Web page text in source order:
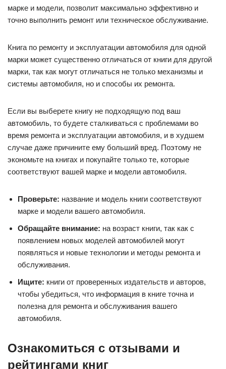
марке и модели, позволит максимально эффективно и
точно выполнить ремонт или техническое обслуживание.
Книга по ремонту и эксплуатации автомобиля для одной
марки может существенно отличаться от книги для другой
марки, так как могут отличаться не только механизмы и
системы автомобиля, но и способы их ремонта.
Если вы выберете книгу не подходящую под ваш
автомобиль, то будете сталкиваться с проблемами во
время ремонта и эксплуатации автомобиля, и в худшем
случае даже причините ему больший вред. Поэтому не
экономьте на книгах и покупайте только те, которые
соответствуют вашей марке и модели автомобиля.
Проверьте: название и модель книги соответствуют
марке и модели вашего автомобиля.
Обращайте внимание: на возраст книги, так как с
появлением новых моделей автомобилей могут
появляться и новые технологии и методы ремонта и
обслуживания.
Ищите: книги от проверенных издательств и авторов,
чтобы убедиться, что информация в книге точна и
полезна для ремонта и обслуживания вашего
автомобиля.
Ознакомиться с отзывами и
рейтингами книг